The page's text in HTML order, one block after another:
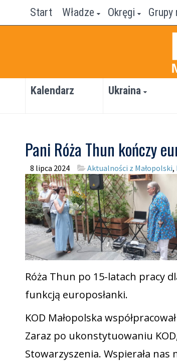
Start Władze Okręgi Grupy
Kalendarz Ukraina
Pani Róża Thun kończy
8 lipca 2024 Aktualności z Małopolski,
Róża Thun po 15-latach pracy
funkcją europosłanki.
KOD Małopolska
Zaraz po ukonstytuowaniu
Stowarzyszenia. Wspierała